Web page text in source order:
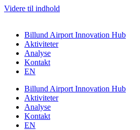
Videre til indhold
Billund Airport Innovation Hub
Aktiviteter
Analyse
Kontakt
EN
Billund Airport Innovation Hub
Aktiviteter
Analyse
Kontakt
EN